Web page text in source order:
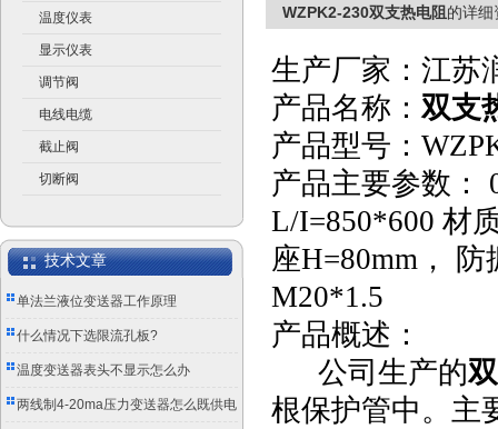
温度仪表
显示仪表
调节阀
电线电缆
截止阀
切断阀
技术文章
单法兰液位变送器工作原理
什么情况下选限流孔板?
温度变送器表头不显示怎么办
两线制4-20ma压力变送器怎么既供电
WZPK2-230双支热电阻 的详细
生产厂家：江苏
产品名称：双支
产品型号：
产品主要参数：
L/I=850*600 材
座H=80mm，
M20*1.5
产品概述：
公司生产的
根保护管中。主